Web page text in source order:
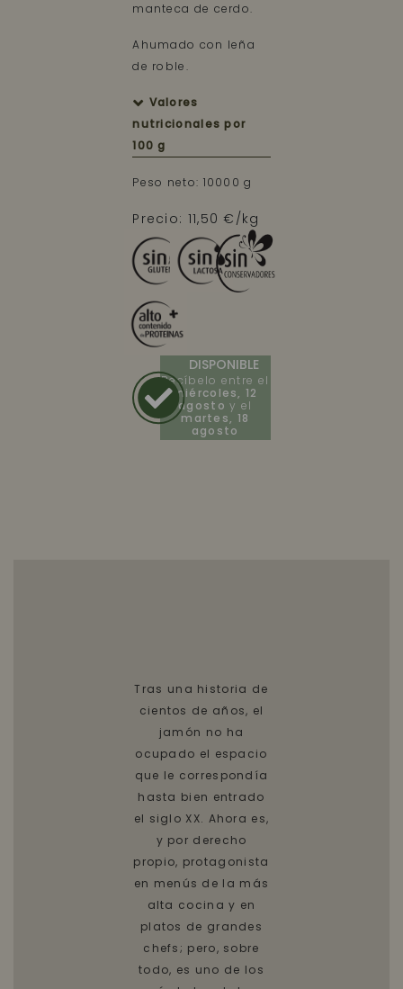
manteca de cerdo.
Ahumado con leña
de roble.
Valores
nutricionales por
100 g
Peso neto: 10000 g
Precio: 11,50 €/kg
DISPONIBLE
Recíbelo entre el
miércoles, 12
agosto y el
martes, 18
agosto
Tras una historia de
cientos de años, el
jamón no ha
ocupado el espacio
que le correspondía
hasta bien entrado
el siglo XX. Ahora es,
y por derecho
propio, protagonista
en menús de la más
alta cocina y en
platos de grandes
chefs; pero, sobre
todo, es uno de los